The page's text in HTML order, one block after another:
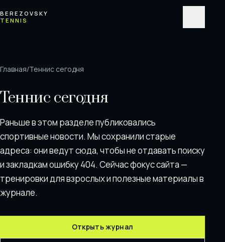
BEREZOVSKY
TENNIS
Главная/Теннис сегодня
Теннис сегодня
Раньше в этом разделе публиковались
спортивные новости. Мы сохранили старые
адреса: они ведут сюда, чтобы не отдавать поискy
и закладкам ошибку 404. Сейчас фокус сайта —
тренировки для взрослых и полезные материалы в
журнале.
Открыть журнал